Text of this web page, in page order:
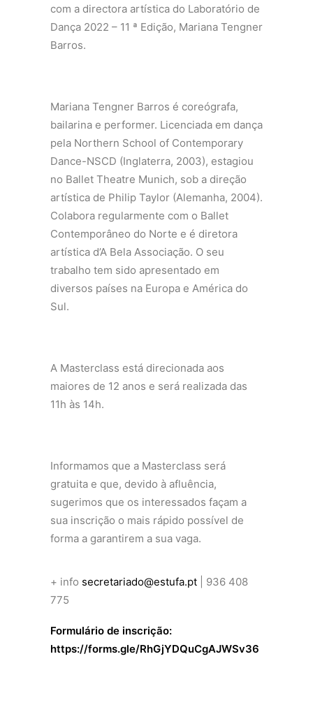
com a directora artística do Laboratório de
Dança 2022 – 11 ª Edição, Mariana Tengner
Barros.
Mariana Tengner Barros é coreógrafa,
bailarina e performer. Licenciada em dança
pela Northern School of Contemporary
Dance-NSCD (Inglaterra, 2003), estagiou
no Ballet Theatre Munich, sob a direção
artística de Philip Taylor (Alemanha, 2004).
Colabora regularmente com o Ballet
Contemporâneo do Norte e é diretora
artística d’A Bela Associação. O seu
trabalho tem sido apresentado em
diversos países na Europa e América do
Sul.
A Masterclass está direcionada aos
maiores de 12 anos e será realizada das
11h às 14h.
Informamos que a Masterclass será
gratuita e que, devido à afluência,
sugerimos que os interessados façam a
sua inscrição o mais rápido possível de
forma a garantirem a sua vaga.
+ info secretariado@estufa.pt | 936 408
775
Formulário de inscrição:
https://forms.gle/RhGjYDQuCgAJWSv36